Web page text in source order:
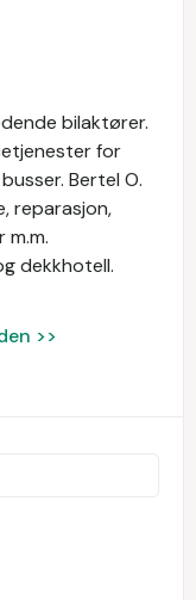
bilaktører.
for
Bertel O.
reparasjon,
m.m.
dekkhotell.
>>